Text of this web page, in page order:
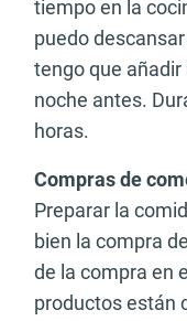
tiempo en la
puedo
tengo que
noche antes.
horas.
Compras de
Preparar la
bien la compra
de la compra en
productos están